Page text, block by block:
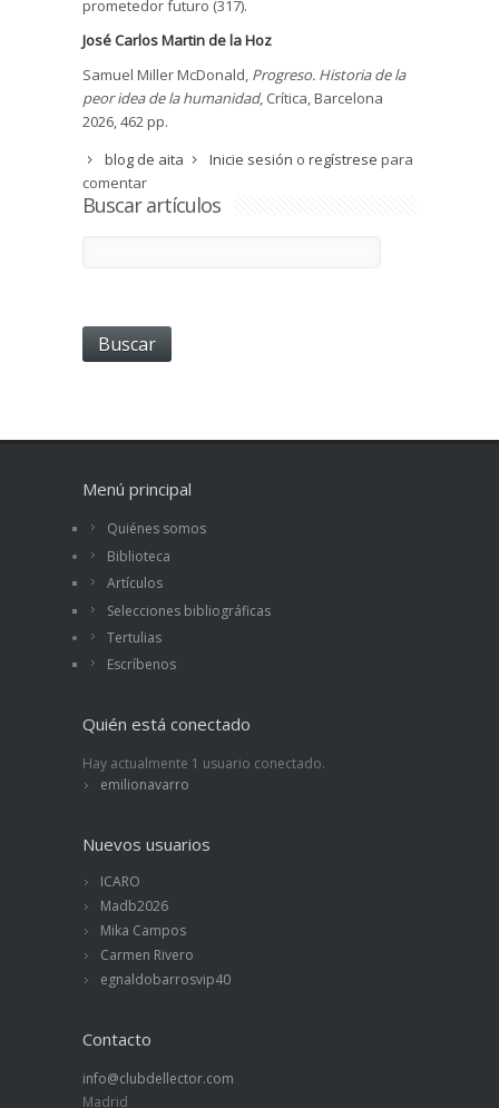
prometedor futuro (317).
José Carlos Martin de la Hoz
Samuel Miller McDonald, Progreso. Historia de la
peor idea de la humanidad, Crítica, Barcelona
2026, 462 pp.
blog de aita
Inicie sesión o regístrese para
comentar
Buscar artículos
Menú principal
Quiénes somos
Biblioteca
Artículos
Selecciones bibliográficas
Tertulias
Escríbenos
Quién está conectado
Hay actualmente 1 usuario conectado.
emilionavarro
Nuevos usuarios
ICARO
Madb2026
Mika Campos
Carmen Rivero
egnaldobarrosvip40
Contacto
info@clubdellector.com
Madrid